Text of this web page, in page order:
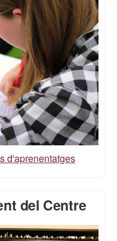
d'aprenentatges
del Centre